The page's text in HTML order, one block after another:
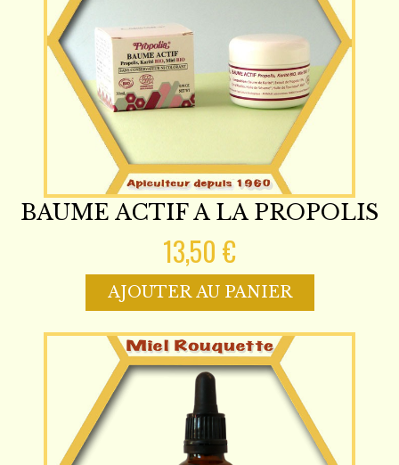
BAUME ACTIF A LA PROPOLIS
13,50 €
AJOUTER AU PANIER